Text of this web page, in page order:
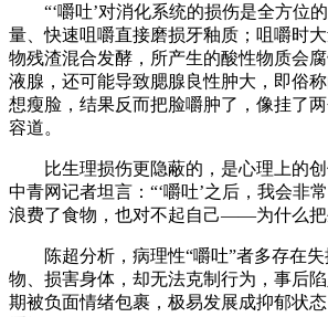
“‘嚼吐’对消化系统的损伤是全方位的
量、快速咀嚼直接磨损牙釉质；咀嚼时
物残渣混合发酵，所产生的酸性物质会
液腺，还可能导致腮腺良性肿大，即俗称
想瘦脸，结果反而把脸嚼肿了，像挂了
容道。
比生理损伤更隐蔽的，是心理上的创
中青网记者坦言：“‘嚼吐’之后，我会非
浪费了食物，也对不起自己——为什么把
陈超分析，病理性“嚼吐”者多存在失
物、损害身体，却无法克制行为，事后
期被负面情绪包裹，极易发展成抑郁状